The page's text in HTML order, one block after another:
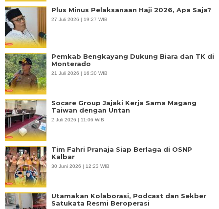
Plus Minus Pelaksanaan Haji 2026, Apa Saja?
27 Juli 2026 | 19:27 WIB
Pemkab Bengkayang Dukung Biara dan TK di
Monterado
21 Juli 2026 | 16:30 WIB
Socare Group Jajaki Kerja Sama Magang
Taiwan dengan Untan
2 Juli 2026 | 11:06 WIB
Tim Fahri Pranaja Siap Berlaga di OSNP
Kalbar
30 Juni 2026 | 12:23 WIB
Utamakan Kolaborasi, Podcast dan Sekber
Satukata Resmi Beroperasi